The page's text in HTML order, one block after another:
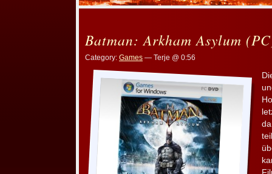
Batman: Arkham Asylum
Category: Games — Terje @ 0:56